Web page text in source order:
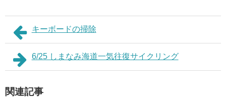
キーボードの掃除
6/25 しまなみ海道一気往復サイクリング
関連記事